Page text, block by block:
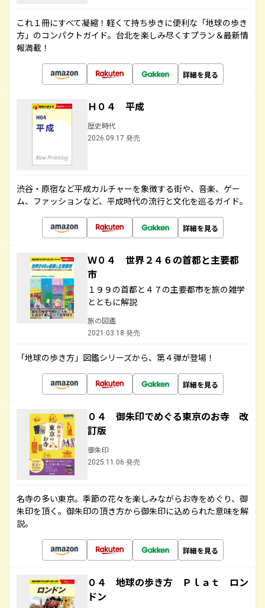
これ１冊にすべて凝縮！軽くて持ち歩きに便利な「地球の歩き
方」のコンパクトガイド。台北を楽しみ尽くすプラン＆最新情
報満載！
詳細を見る
Ｈ０４ 平成
歴史時代
2026.09.17 発売
渋谷・原宿など平成カルチャーを象徴する街や、音楽、ゲー
ム、ファッションなど、平成時代の流行と文化を巡るガイド。
詳細を見る
Ｗ０４ 世界２４６の首都と主要都
市
１９９の首都と４７の主要都市を旅の雑学
とともに解説
旅の図鑑
2021.03.18 発売
「地球の歩き方」図鑑シリーズから、第４弾が登場！
詳細を見る
０４ 御朱印でめぐる東京のお寺 改
訂版
御朱印
2025.11.06 発売
名寺の多い東京。季節の花々を楽しみながらお寺をめぐり、御
朱印を頂く。御朱印の頂き方から御朱印に込められた意味を解
説。
詳細を見る
０４ 地球の歩き方 Ｐｌａｔ ロン
ドン